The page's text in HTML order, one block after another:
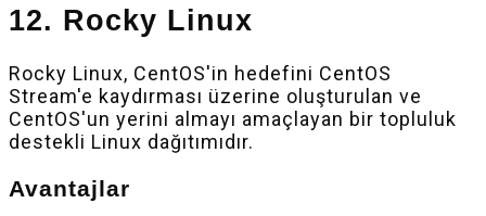
12. Rocky Linux
Rocky Linux, CentOS'in hedefini CentOS
Stream'e kaydırması üzerine oluşturulan ve
CentOS'un yerini almayı amaçlayan bir topluluk
destekli Linux dağıtımıdır.
Avantajlar